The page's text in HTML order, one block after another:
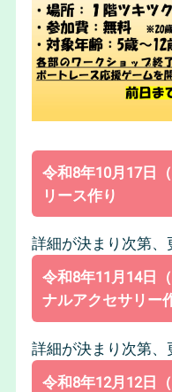
令和8年10月17日
リース作り
詳細が決まり次第、
令和8年11月14日
ナルアクセサリー
詳細が決まり次第、
令和8年12月12日